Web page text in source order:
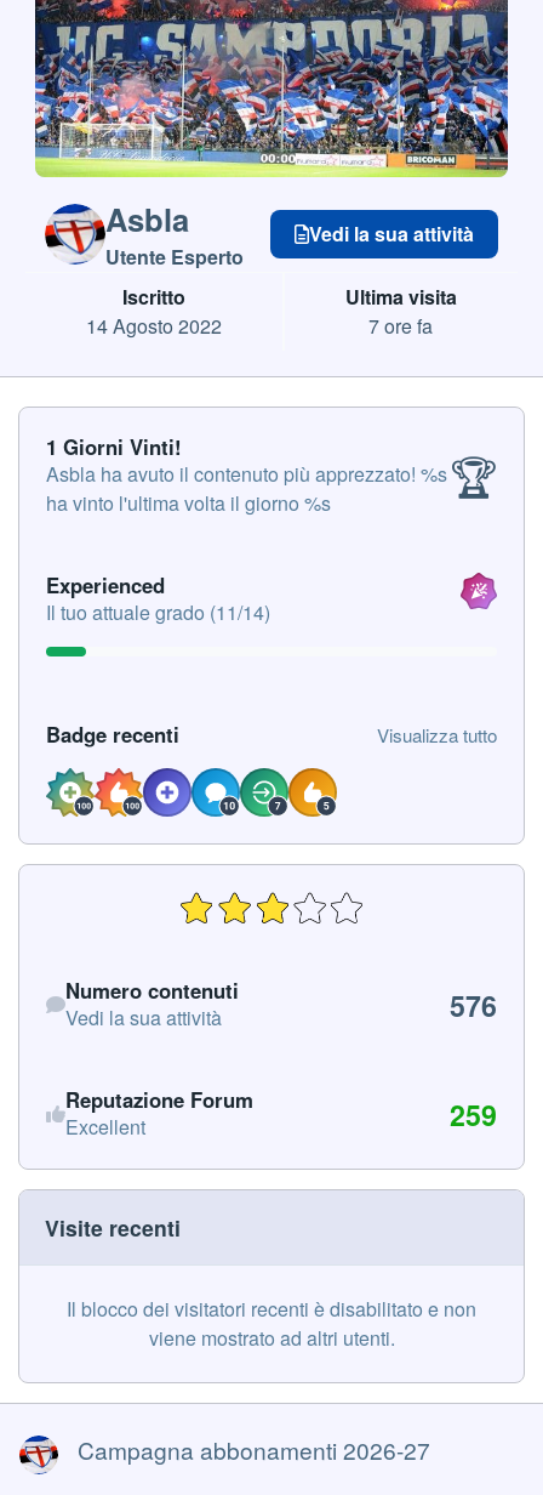
Asbla
Utente Esperto
Iscritto
14 Agosto 2022
Ultima visita
7 ore fa
Vedi la sua attività
1 Giorni Vinti!
1 Giorni Vinti!
Asbla ha avuto il contenuto più apprezzato!%s
ha vinto l'ultima volta il giorno %s
🏆
Experienced
Il tuo attuale grado (11/14)
Badge recenti Visualizza tutto
Numero contenuti
Vedi la sua attività 576
Reputazione Forum
Excellent 259
Visite recenti
Il blocco dei visitatori recenti è disabilitato e non
viene mostrato ad altri utenti.
Campagna abbonamenti 2026-27